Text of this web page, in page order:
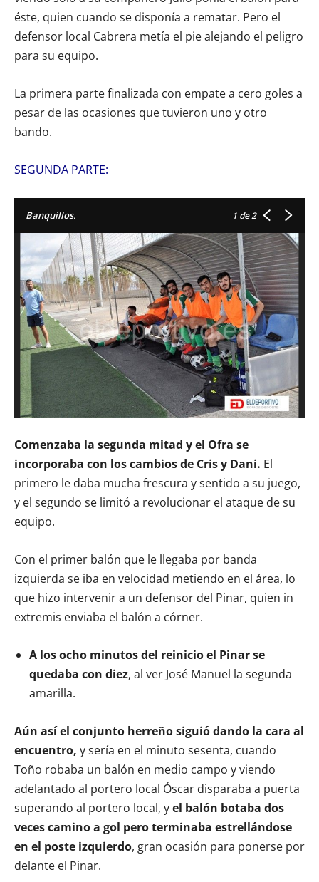
éste, quien cuando se disponía a rematar. Pero el
defensor local Cabrera metía el pie alejando el peligro
para su equipo.
La primera parte finalizada con empate a cero goles a
pesar de las ocasiones que tuvieron uno y otro
bando.
SEGUNDA PARTE:
Banquillos. 1 de 2
Comenzaba la segunda mitad y el Ofra se
incorporaba con los cambios de Cris y Dani. El
primero le daba mucha frescura y sentido a su juego,
y el segundo se limitó a revolucionar el ataque de su
equipo.
Con el primer balón que le llegaba por banda
izquierda se iba en velocidad metiendo en el área, lo
que hizo intervenir a un defensor del Pinar, quien in
extremis enviaba el balón a córner.
A los ocho minutos del reinicio el Pinar se
quedaba con diez, al ver José Manuel la segunda
amarilla.
Aún así el conjunto herreño siguió dando la cara al
encuentro, y sería en el minuto sesenta, cuando
Toño robaba un balón en medio campo y viendo
adelantado al portero local Óscar disparaba a puerta
superando al portero local, yel balón botaba dos
veces camino a gol pero terminaba estrellándose
en el poste izquierdo, gran ocasión para ponerse por
delante el Pinar.